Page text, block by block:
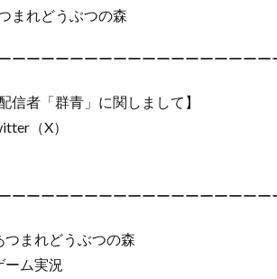
まれどうぶつの森
ーーーーーーーーーーーーーーーーー
配信者「群青」に関しまして】
（X）
ーーーーーーーーーーーーーーーーー
つまれどうぶつの森
ーム実況